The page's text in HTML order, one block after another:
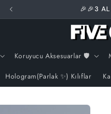
🎉🎉3
Koruyucu Aksesuarlar 🛡️
Hologram(Parlak ✨) Kılıflar